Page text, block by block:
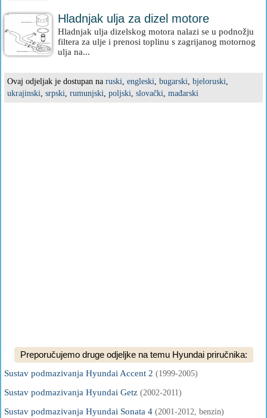
Hladnjak ulja za dizel motore
Hladnjak ulja dizelskog motora nalazi se u podnožju
filtera za ulje i prenosi toplinu s zagrijanog motornog
ulja na...
Ovaj odjeljak je dostupan na ruski, engleski, bugarski, bjeloruski,
ukrajinski, srpski, rumunjski, poljski, slovački, mađarski
Preporučujemo druge odjeljke na temu Hyundai priručnika:
Sustav podmazivanja Hyundai Accent 2 (1999-2005)
Sustav podmazivanja Hyundai Getz (2002-2011)
Sustav podmazivanja Hyundai Sonata 4 (2001-2012, benzin)